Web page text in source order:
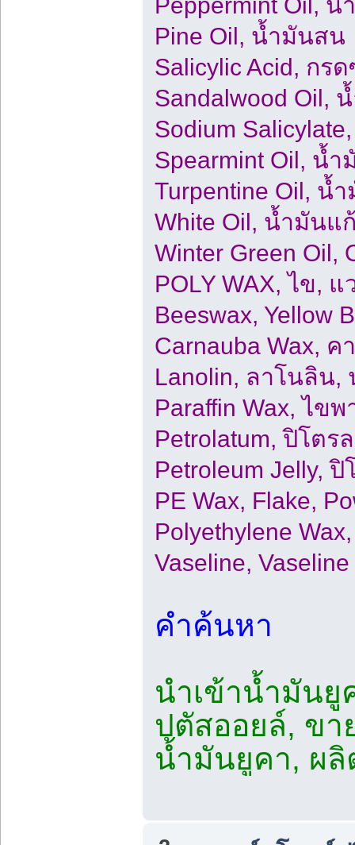
Pine Oil, น้ำมันสน
Salicylic Acid, ก
Sandalwood
Sodium
Spearmint Oil, น้
Turpentine Oil, น้
White Oil, น้ำมันแ
Winter Green Oil,
POLY WAX, ไข, แ
Beeswax, Yellow
Carnauba Wax,
Lanolin, ลาโนลิน
Paraffin Wax, ไข
Petrolatum, ปิโตร
Petroleum Jelly, ปิ
PE Wax, Flake,
Polyethylene
Vaseline,
คำค้นหา
นำเข้าน้ำมันยู
ปตัสออยล์, ขา
น้ำมันยูคา, ผ